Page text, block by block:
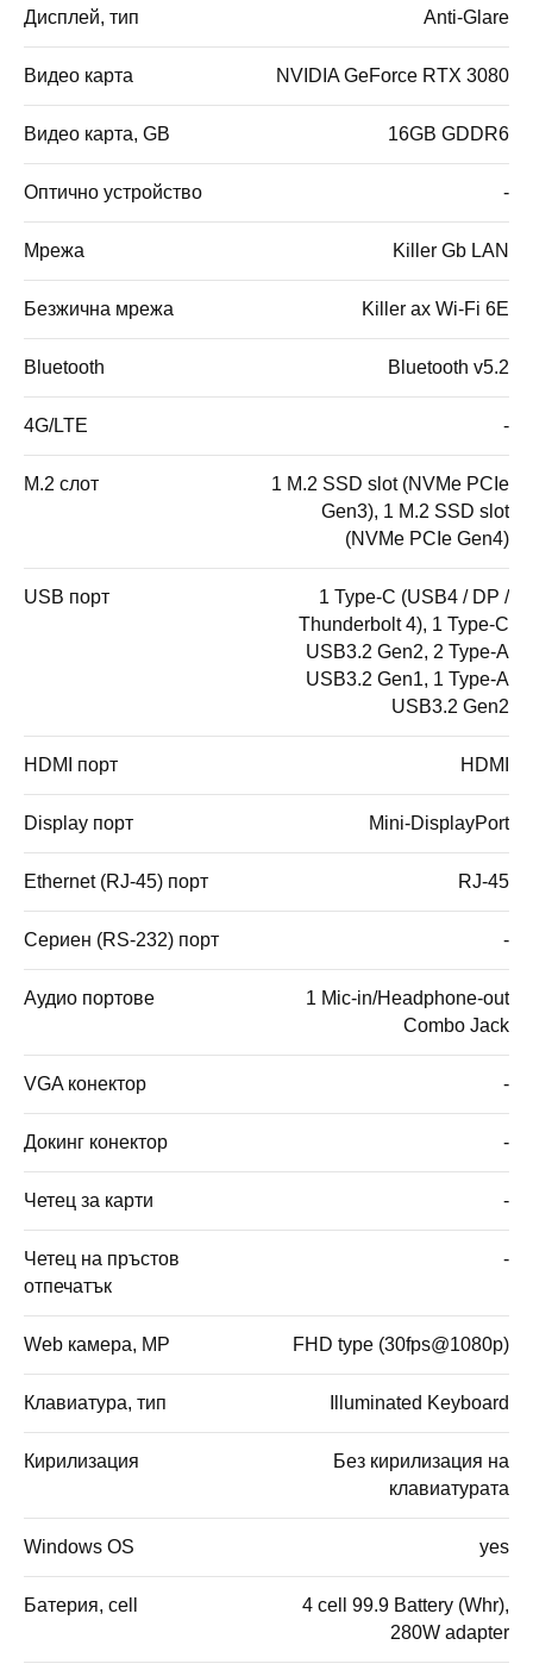
Дисплей, тип Anti-Glare
Видео карта NVIDIA GeForce RTX 3080
Видео карта, GB 16GB GDDR6
Оптично устройство -
Мрежа Killer Gb LAN
Безжична мрежа Killer ax Wi-Fi 6E
Bluetooth Bluetooth v5.2
4G/LTE -
M.2 слот
1 M.2 SSD slot (NVMe PCIe
Gen3), 1 M.2 SSD slot
(NVMe PCIe Gen4)
USB порт
1 Type-C (USB4 / DP /
Thunderbolt 4), 1 Type-C
USB3.2 Gen2, 2 Type-A
USB3.2 Gen1, 1 Type-A
USB3.2 Gen2
HDMI порт HDMI
Display порт Mini-DisplayPort
Ethernet (RJ-45) порт RJ-45
Сериен (RS-232) порт -
Аудио портове
1 Mic-in/Headphone-out
Combo Jack
VGA конектор -
Докинг конектор -
Четец за карти -
Четец на пръстов
отпечатък
-
Web камера, MP FHD type (30fps@1080p)
Клавиатура, тип Illuminated Keyboard
Кирилизация
Без кирилизация на
клавиатурата
Windows OS yes
Батерия, cell
4 cell 99.9 Battery (Whr),
280W adapter